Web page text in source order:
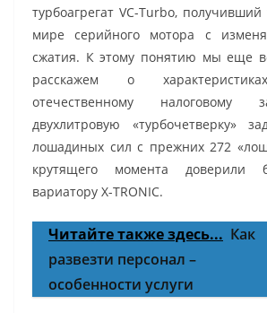
турбоагрегат VC-Turbo,
мире серийного мотора с
сжатия. К этому понятию мы еще
расскажем о
отечественному налоговому
двухлитровую «турбочетверку»
лошадиных сил с прежних 272
крутящего момента доверили
вариатору X-TRONIC.
Читайте также здесь... Как
развезти персонал –
особенности услуги